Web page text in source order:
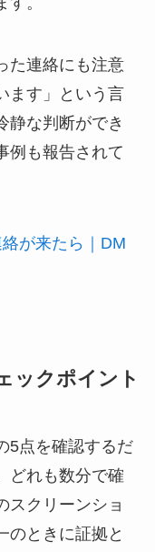
た連絡にも注意
ます」という言
静な判断ができ
例も報告されて
が来たら｜DM
ックポイント
5点を確認するだ
どれも数分で確
スクリーンショ
のときに証拠と